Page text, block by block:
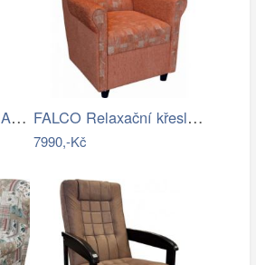
Ratanové křeslo BAHAMA tmavé - XL polstr FALCO Relaxační křeslo ušák Jakub…
7990,-Kč